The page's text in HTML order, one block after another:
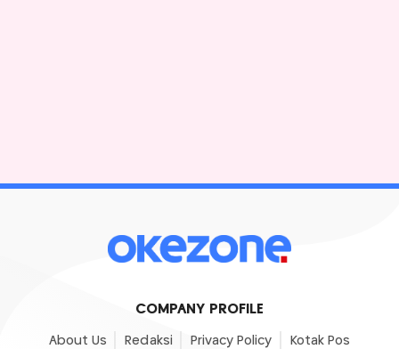
COMPANY PROFILE
About Us Redaksi Privacy Policy Kotak Pos